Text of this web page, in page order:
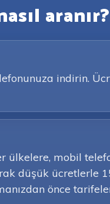
aranır?
indirin.
mobil
düşük ücretlerle
önce